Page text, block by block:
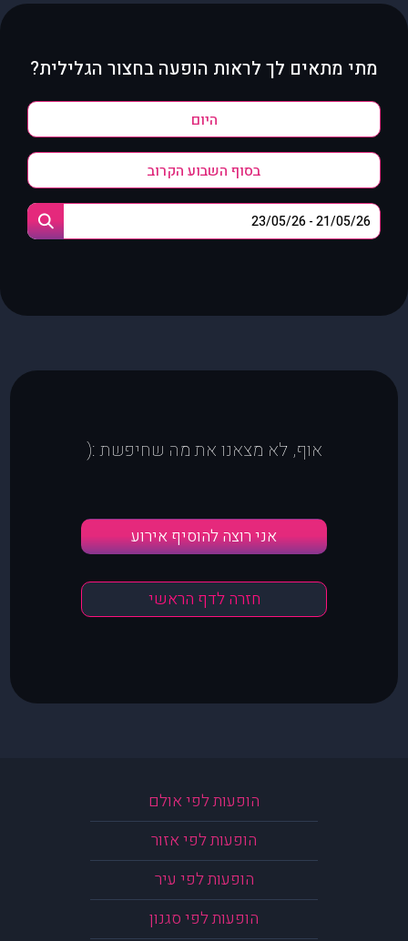
מתי מתאים לך לראות הופעה בחצור הגלילית?
היום
בסוף השבוע הקרוב
אוף, לא מצאנו את מה שחיפשת :(
אני רוצה להוסיף אירוע
חזרה לדף הראשי
הופעות לפי אולם
הופעות לפי אזור
הופעות לפי עיר
הופעות לפי סגנון